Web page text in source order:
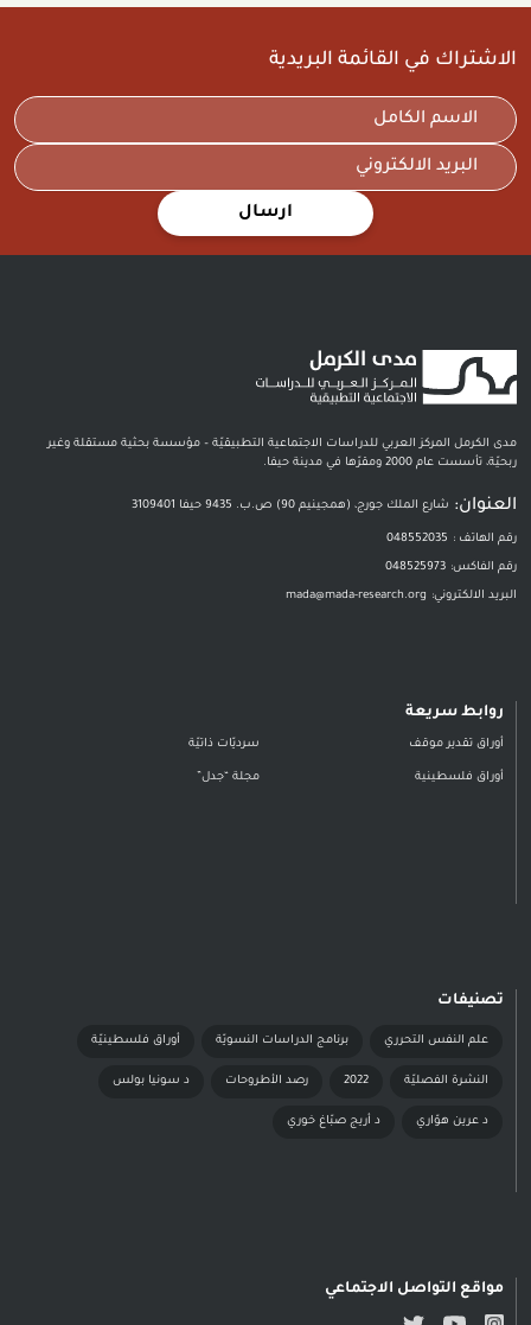
الاشتراك في القائمة البريدية
ارسال
مدى الكرمل المركز العربي للدراسات الاجتماعية التطبيقيّة – مؤسسة بحثية مستقلة وغير
ربحيّة، تأسست عام 2000 ومقرّها في مدينة حيفا.
العنوان: شارع الملك جورج، (همجينيم 90) ص.ب. 9435 حيفا 3109401
رقم الهاتف : 048552035
رقم الفاكس: 048525973
البريد الالكتروني: mada@mada-research.org
روابط سريعة
أوراق تقدير موقف سرديّات ذاتيّة
أوراق فلسطينية مجلة “جدل”
تصنيفات
علم النفس التحرري برنامج الدراسات النسويّة أوراق فلسطينيّة
النشرة الفصليّة 2022 رصد الأطروحات د سونيا بولس
د عرين هوّاري د أريج صبّاغ خوري
مواقع التواصل الاجتماعي